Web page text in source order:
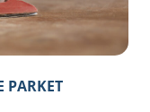
PARKET